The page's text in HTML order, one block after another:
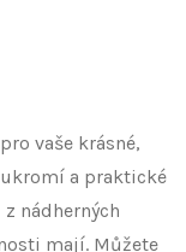
vaše krásné,
a praktické
nádherných
mají. Můžete